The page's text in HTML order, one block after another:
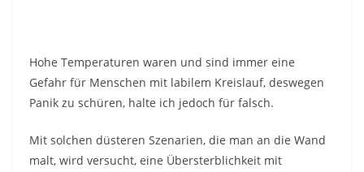
Hohe Temperaturen waren und sind immer eine
Gefahr für Menschen mit labilem Kreislauf, deswegen
Panik zu schüren, halte ich jedoch für falsch.
Mit solchen düsteren Szenarien, die man an die Wand
malt, wird versucht, eine Übersterblichkeit mit